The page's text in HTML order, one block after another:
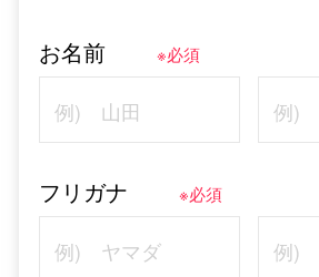
お名前 ※必須
フリガナ ※必須